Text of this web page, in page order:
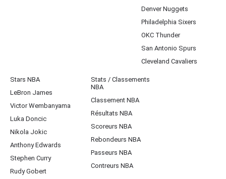
Denver Nuggets
Philadelphia Sixers
OKC Thunder
San Antonio Spurs
Cleveland Cavaliers
Stars NBA
LeBron James
Victor Wembanyama
Luka Doncic
Nikola Jokic
Anthony Edwards
Stephen Curry
Rudy Gobert
Stats / Classements
NBA
Classement NBA
Résultats NBA
Scoreurs NBA
Rebondeurs NBA
Passeurs NBA
Contreurs NBA